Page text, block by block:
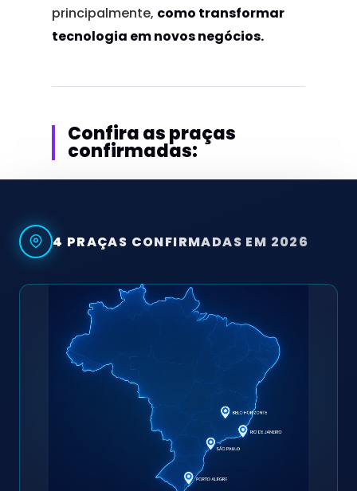
principalmente, como transformar
tecnologia em novos negócios.
Confira as praças
confirmadas:
4 PRAÇAS CONFIRMADAS EM 2026